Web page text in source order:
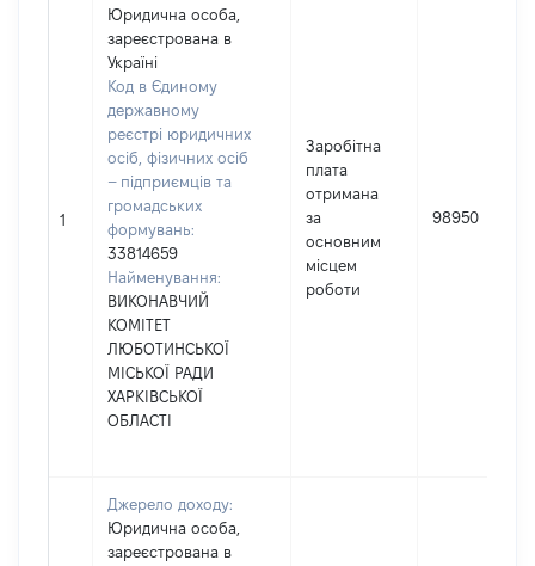
1
Юридична особа,
зареєстрована в
Україні
Код в Єдиному
державному
реєстрі юридичних
осіб, фізичних осіб
– підприємців та
громадських
формувань:
33814659
Найменування:
ВИКОНАВЧИЙ
КОМІТЕТ
ЛЮБОТИНСЬКОЇ
МІСЬКОЇ РАДИ
ХАРКІВСЬКОЇ
ОБЛАСТІ
Заробітна
плата
отримана
за
основним
місцем
роботи
98950
Джерело доходу:
Юридична особа,
зареєстрована в